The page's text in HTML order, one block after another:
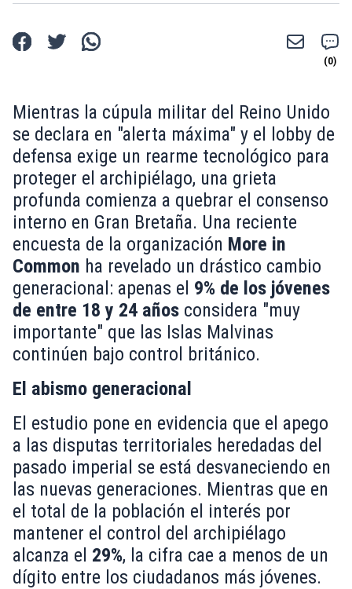
Mientras la cúpula militar del Reino Unido
se declara en "alerta máxima" y el lobby de
defensa exige un rearme tecnológico para
proteger el archipiélago, una grieta
profunda comienza a quebrar el consenso
interno en Gran Bretaña. Una reciente
encuesta de la organización More in
Common ha revelado un drástico cambio
generacional: apenas el 9% de los jóvenes
de entre 18 y 24 años considera "muy
importante" que las Islas Malvinas
continúen bajo control británico.
El abismo generacional
El estudio pone en evidencia que el apego
a las disputas territoriales heredadas del
pasado imperial se está desvaneciendo en
las nuevas generaciones. Mientras que en
el total de la población el interés por
mantener el control del archipiélago
alcanza el 29%, la cifra cae a menos de un
dígito entre los ciudadanos más jóvenes.